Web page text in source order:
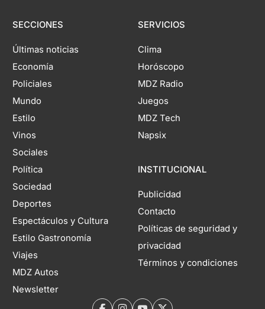
SECCIONES
Últimas noticias
Economía
Policiales
Mundo
Estilo
Vinos
Sociales
Política
Sociedad
Deportes
Espectáculos y Cultura
Estilo Gastronomía
Viajes
MDZ Autos
Newsletter
SERVICIOS
Clima
Horóscopo
MDZ Radio
Juegos
MDZ Tech
Napsix
INSTITUCIONAL
Publicidad
Contacto
Políticas de seguridad y
privacidad
Términos y condiciones